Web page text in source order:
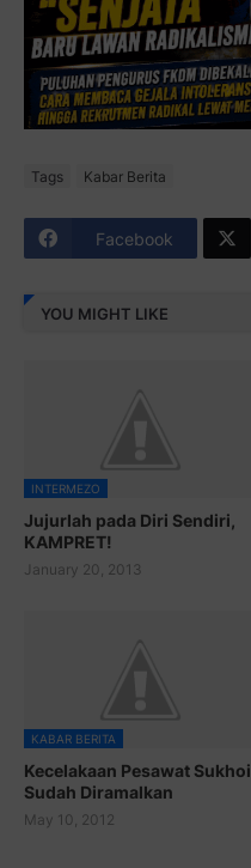
Tags Kabar Berita
Facebook
YOU MIGHT LIKE
INTERMEZO
Jujurlah pada Diri Sendiri,
KAMPRET!
January 20, 2013
KABAR BERITA
Kecelakaan Pesawat Sukhoi
Sudah Diramalkan
May 10, 2012